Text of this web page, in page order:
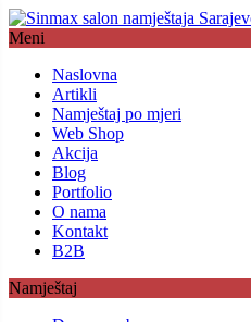
Meni
Naslovna
Artikli
Namještaj po mjeri
Web Shop
Akcija
Blog
Portfolio
O nama
Kontakt
B2B
Namještaj